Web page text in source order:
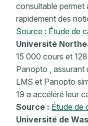
consultable permet
rapidement des
Source : Étude de
Université
15 000 cours et
Panopto , assurant
LMS et Panopto
19 a accéléré leur
Source : Étude de
Université de